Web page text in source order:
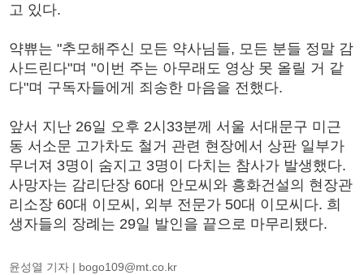
고 있다.
약쀼는 "추모해주신 모든 약사님들, 모든 분들 정말 감
사드린다"며 "이번 주는 아무래도 영상 못 올릴 거 같
다"며 구독자들에게 죄송한 마음을 전했다.
앞서 지난 26일 오후 2시33분께 서울 서대문구 미근
동 서소문 고가차도 철거 관련 현장에서 상판 일부가
무너져 3명이 숨지고 3명이 다치는 참사가 발생했다.
사망자는 감리단장 60대 안모씨와 흥화건설의 현장관
리소장 60대 이모씨, 외부 전문가 50대 이모씨다. 희
생자들의 장례는 29일 발인을 끝으로 마무리됐다.
윤성열 기자 | bogo109@mt.co.kr